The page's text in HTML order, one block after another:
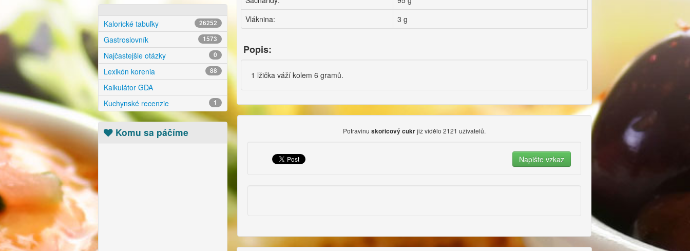
Kalorické tabuľky 26252
Gastroslovník 1573
Najčastejšie otázky 0
Lexikón korenia 88
Kalkulátor GDA
Kuchynské recenzie
1
Komu sa páčíme
Vláknina:
3 g
Popis:
1 lžička váží kolem 6 gramů.
Potravinu skořicový cukrjiž vidělo 2121 uživatelů.